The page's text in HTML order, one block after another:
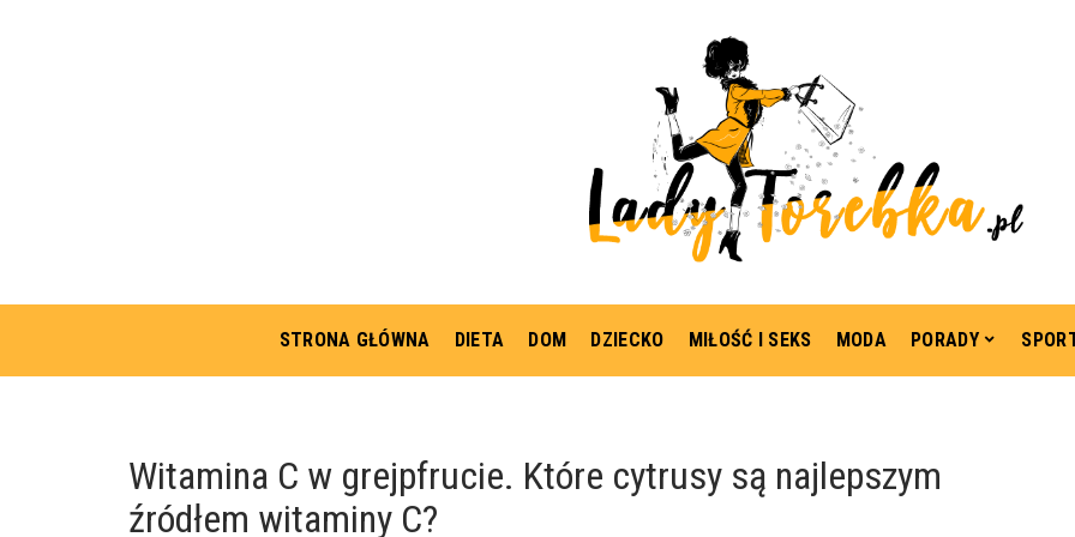
STRONA GŁÓWNA DIETA DOM DZIECKO MIŁOŚĆ I SEKS MODA PORADY
Witamina C w grejpfrucie. Które cytrusy są najlepszym
źródłem witaminy C?